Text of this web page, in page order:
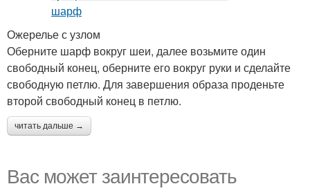
Ожерелье с узлом
Оберните шарф вокруг шеи, далее возьмите один
свободный конец, оберните его вокруг руки и сделайте
свободную петлю. Для завершения образа проденьте
второй свободный конец в петлю.
читать дальше →
Вас может заинтересовать